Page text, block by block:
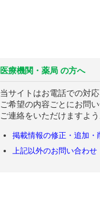
医療機関・薬局 の方へ
当サイトはお電話での対
ご希望の内容ごとにお問
ご連絡をいただけますよ
掲載情報の修正・追加
上記以外のお問い合わせ